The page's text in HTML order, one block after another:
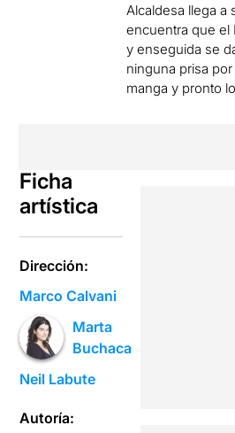
Alcaldesa llega
encuentra que el
y enseguida se
ninguna prisa
manga y pronto
Ficha
artística
Dirección:
Marco Calvani
Marta
Buchaca
Neil Labute
Autoría: